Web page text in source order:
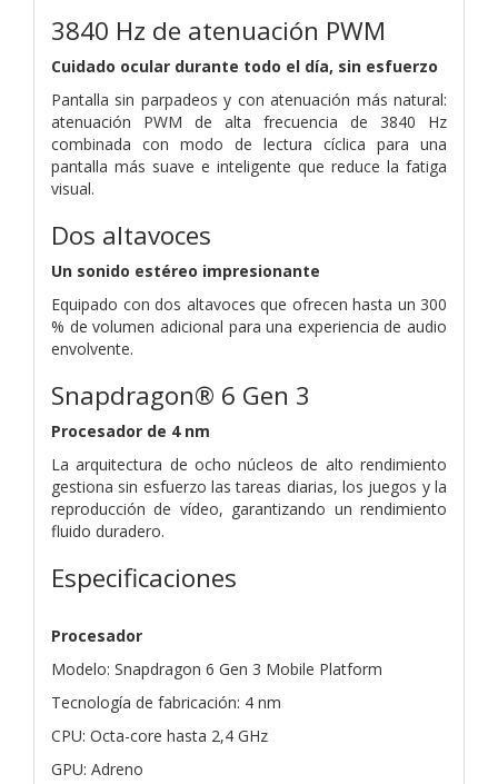
3840 Hz de atenuación PWM
Cuidado ocular durante todo el día, sin esfuerzo
Pantalla sin parpadeos y con atenuación más natural:
atenuación PWM de alta frecuencia de 3840 Hz
combinada con modo de lectura cíclica para una
pantalla más suave e inteligente que reduce la fatiga
visual.
Dos altavoces
Un sonido estéreo impresionante
Equipado con dos altavoces que ofrecen hasta un 300
% de volumen adicional para una experiencia de audio
envolvente.
Snapdragon® 6 Gen 3
Procesador de 4 nm
La arquitectura de ocho núcleos de alto rendimiento
gestiona sin esfuerzo las tareas diarias, los juegos y la
reproducción de vídeo, garantizando un rendimiento
fluido duradero.
Especificaciones
Procesador
Modelo: Snapdragon 6 Gen 3 Mobile Platform
Tecnología de fabricación: 4 nm
CPU: Octa-core hasta 2,4 GHz
GPU: Adreno